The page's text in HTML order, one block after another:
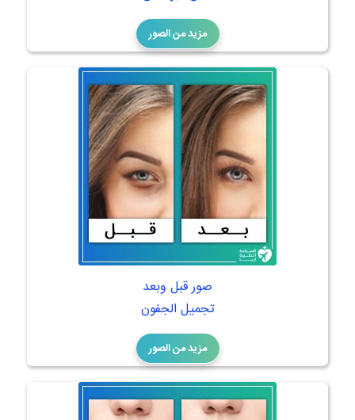
مزيد من الصور
صور قبل وبعد
تجميل الجفون
مزيد من الصور